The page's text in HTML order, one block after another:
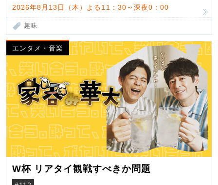
2026年8月13日（木）よる11：30～深夜0：00
趣味
エンタメ・音楽
W杯 リアタイ観戦すべきか問題